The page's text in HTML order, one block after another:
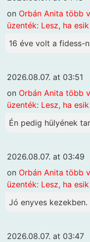
on Orbán Anita több
üzenték: Lesz, ha esik
16 éve volt a fidess-
2026.08.07. at 03:51
on Orbán Anita több
üzenték: Lesz, ha esik
Én pedig hülyének
2026.08.07. at 03:49
on Orbán Anita több
üzenték: Lesz, ha esik
Jó enyves kezekben.
2026.08.07. at 03:47